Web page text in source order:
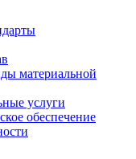
материальной
услуги
обеспечение